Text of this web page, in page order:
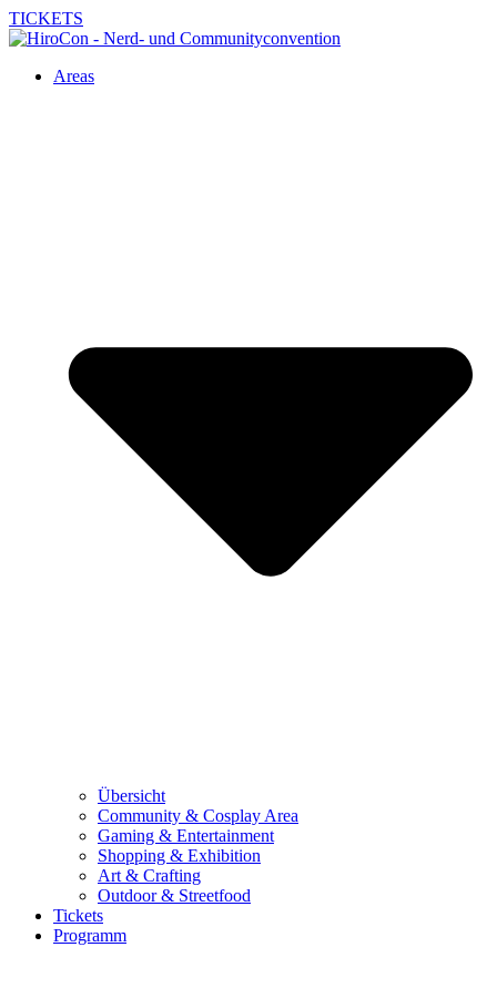
TICKETS
Areas
Übersicht
Community & Cosplay Area
Gaming & Entertainment
Shopping & Exhibition
Art & Crafting
Outdoor & Streetfood
Tickets
Programm